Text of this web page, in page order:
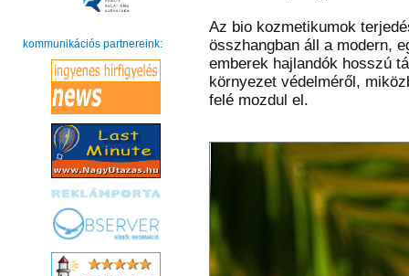
kommunikációs partnereink:
Az bio kozmetikumok
összhangban áll a modern,
emberek hajlandók hosszú
környezet védelméről,
felé mozdul el.